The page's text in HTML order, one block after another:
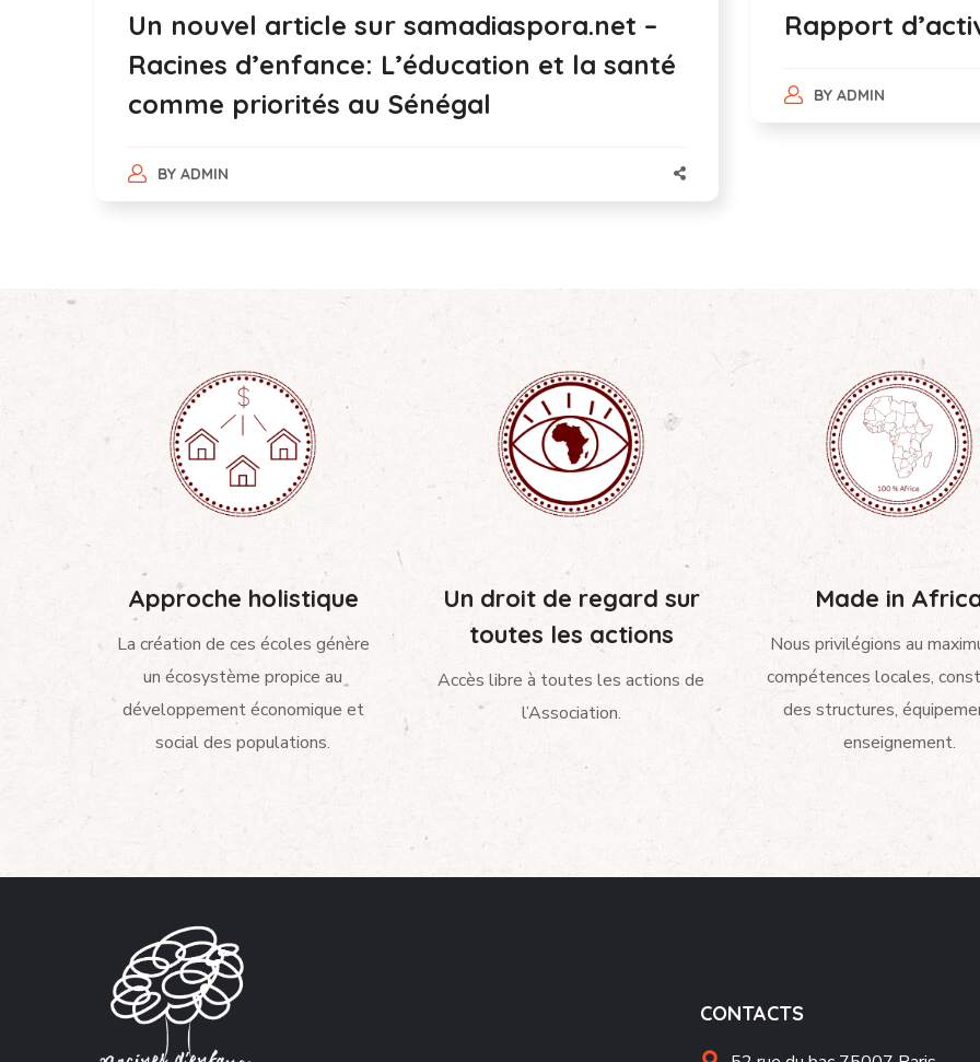
Un nouvel article sur samadiaspora.net –
Racines d’enfance: L’éducation et la santé
comme priorités au Sénégal
BY ADMIN
Rapport
BY ADMIN
Approche holistique
La création de ces écoles génère
un écosystème propice au
développement économique et
social des populations.
Un droit de regard sur
toutes les actions
Accès libre à toutes les actions de
l’Association.
Made in
Nous privilégions au
compétences locales,
des structures,
enseignement.
CONTACTS